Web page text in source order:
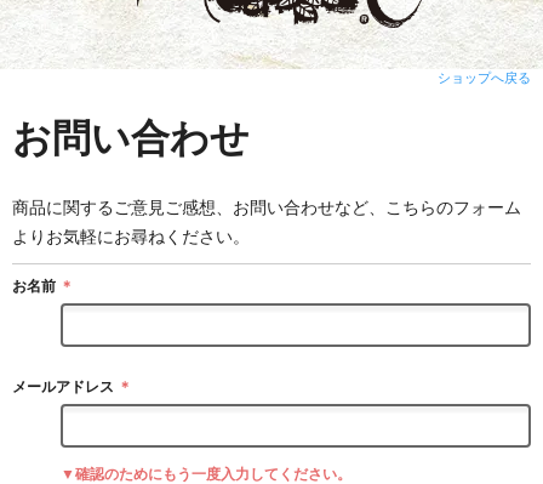
ショップへ戻る
お問い合わせ
商品に関するご意見ご感想、お問い合わせなど、こちらのフォーム
よりお気軽にお尋ねください。
お名前 ＊
メールアドレス ＊
▼確認のためにもう一度入力してください。